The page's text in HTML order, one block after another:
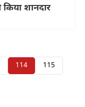
शानदार
114
115